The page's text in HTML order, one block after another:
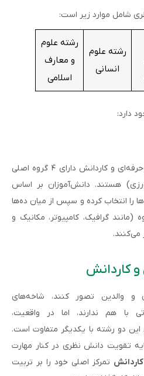
شامل موارد زیر است:
رشته علوم
انسانی
رشته علوم
و معارف
اسلامی
دارد:
هر کدام از این شاخه‌های فنی‌وحرفه‌ای و کاردانش دارای ۴ گروه اصلی
هستند. دانش‌آموزان بر اساس
را انتخاب کرده و سپس از میان ده‌ها
گرافیک، کامپیوتر، مکانیک و
می‌کنند.
کاردانش
و والدین تصور کنند، شاخه‌های
با هم ندارند، اما در واقعیت،
دو رشته با یکدیگر متفاوت است.
تقویت دانش نظری در کنار مهارت
کاردانش تمرکز اصلی خود را بر تربیت